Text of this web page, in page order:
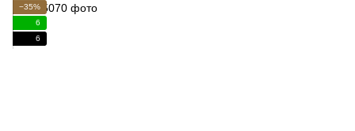
−35%
6
6